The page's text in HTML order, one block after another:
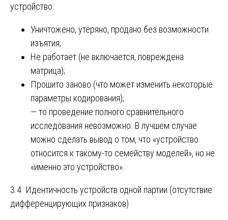
устройство:
Уничтожено, утеряно, продано без возможности
изъятия;
Не работает (не включается, повреждена
матрица);
Прошито заново (что может изменить некоторые
параметры кодирования);
— то проведение полного сравнительного
исследования невозможно. В лучшем случае
можно сделать вывод о том, что «устройство
относится к такому-то семейству моделей», но не
«именно это устройство».
3.4. Идентичность устройств одной партии (отсутствие
дифференцирующих признаков)